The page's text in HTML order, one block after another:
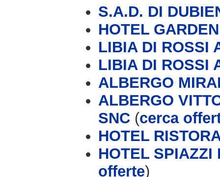
S.A.D. DI
HOTEL
LIBIA DI ROSSI
LIBIA DI ROSSI
ALBERGO
ALBERGO
SNC (cerca
HOTEL
HOTEL SPIAZZI
offerte)